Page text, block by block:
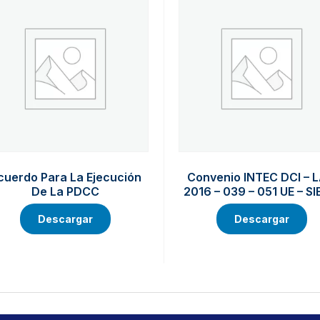
Para La Ejecución
De La PDCC
Descargar
Convenio INTEC DCI –
2016 – 039 – 051 UE –
Descargar